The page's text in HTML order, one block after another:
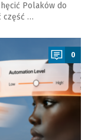
Polaków do
część …
0